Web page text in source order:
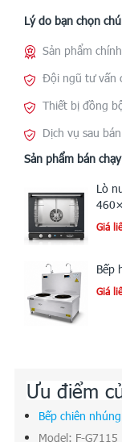
Lý do bạn chọn
Sản phẩm
Đội ngũ tư vấn
Thiết bị đồng
Dịch vụ sau
Sản phẩm bán
Lò
Giá
Bếp
Giá
Ưu điểm
Bếp chiên
Model: F-G7115